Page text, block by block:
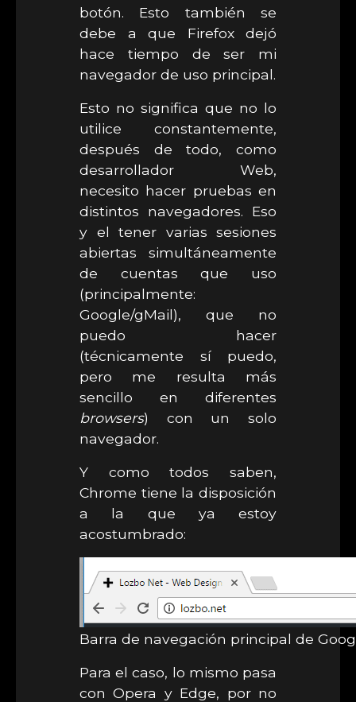
botón. Esto también se
debe a que Firefox dejó
hace tiempo de ser mi
navegador de uso principal.
Esto no significa que no lo
utilice constantemente,
después de todo, como
desarrollador Web,
necesito hacer pruebas en
distintos navegadores. Eso
y el tener varias sesiones
abiertas simultáneamente
de cuentas que uso
(principalmente:
Google/gMail), que no
puedo hacer
(técnicamente sí puedo,
pero me resulta más
sencillo en diferentes
browsers) con un solo
navegador.
Y como todos saben,
Chrome tiene la disposición
a la que ya estoy
acostumbrado:
Barra de navegación principal de
Para el caso, lo mismo pasa
con Opera y Edge, por no